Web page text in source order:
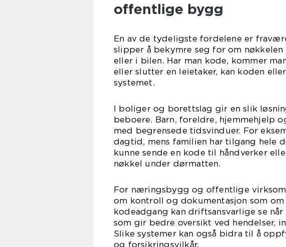
offentlige bygg
En av de tydeligste fordelene er
slipper å bekymre seg for om
eller i bilen. Har man kode, kommer
eller slutter en leietaker, kan koden
systemet.
I boliger og borettslag gir en slik
beboere. Barn, foreldre, hjemmehjelp
med begrensede tidsvinduer. For
dagtid, mens familien har tilgang hele
kunne sende en kode til håndverker
nøkkel under dørmatten.
For næringsbygg og offentlige
om kontroll og dokumentasjon som
kodeadgang kan driftsansvarlige se
som gir bedre oversikt ved hendelser,
Slike systemer kan også bidra til å
og forsikringsvilkår.